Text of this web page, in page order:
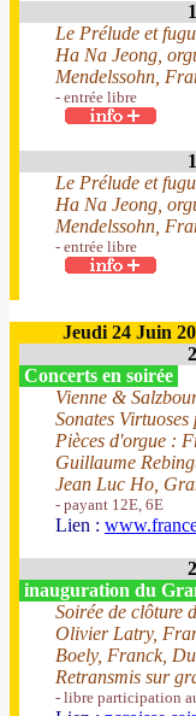
Le Prélude et
Ha Na Jeong,
Mendelssohn,
- entrée libre
Le Prélude et
Ha Na Jeong,
Mendelssohn,
- entrée libre
Jeudi 24 Juin
Concerts en soirée
Vienne &
Sonates
Pièces d'orgue :
Guillaume
Jean Luc Ho,
- payant 12E, 6E
Lien :
inauguration du
Soirée de clôture
Olivier Latry,
Boely, Franck,
Retransmis sur
- libre participation